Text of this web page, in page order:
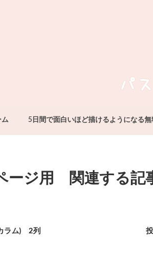
ム 5日間で面白いほど描けるようになる
ージ用 関連する記
ラム) 2列